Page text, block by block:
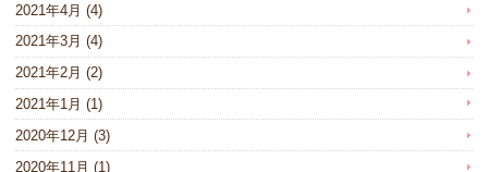
2021年4月 (4)
2021年3月 (4)
2021年2月 (2)
2021年1月 (1)
2020年12月 (3)
2020年11月 (1)